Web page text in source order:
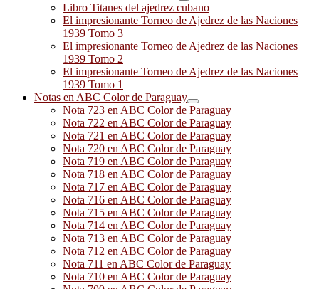
Libro Titanes del ajedrez cubano
El impresionante Torneo de Ajedrez de las Naciones
1939 Tomo 3
El impresionante Torneo de Ajedrez de las Naciones
1939 Tomo 2
El impresionante Torneo de Ajedrez de las Naciones
1939 Tomo 1
Notas en ABC Color de Paraguay
Nota 723 en ABC Color de Paraguay
Nota 722 en ABC Color de Paraguay
Nota 721 en ABC Color de Paraguay
Nota 720 en ABC Color de Paraguay
Nota 719 en ABC Color de Paraguay
Nota 718 en ABC Color de Paraguay
Nota 717 en ABC Color de Paraguay
Nota 716 en ABC Color de Paraguay
Nota 715 en ABC Color de Paraguay
Nota 714 en ABC Color de Paraguay
Nota 713 en ABC Color de Paraguay
Nota 712 en ABC Color de Paraguay
Nota 711 en ABC Color de Paraguay
Nota 710 en ABC Color de Paraguay